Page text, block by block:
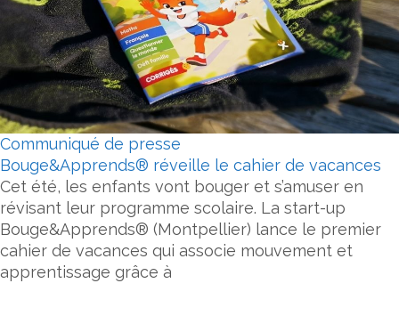
Communiqué de presse
Bouge&Apprends® réveille le cahier de vacances
Cet été, les enfants vont bouger et s’amuser en
révisant leur programme scolaire. La start-up
Bouge&Apprends® (Montpellier) lance le premier
cahier de vacances qui associe mouvement et
apprentissage grâce à